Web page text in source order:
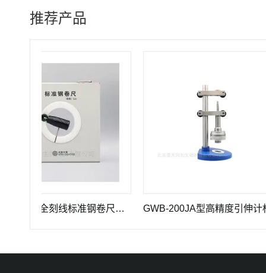
推荐产品
PTTC-C5型全刻线标准钢卷尺计量仪器 GWB-200JA型高精度引伸计标定仪长度计量器具